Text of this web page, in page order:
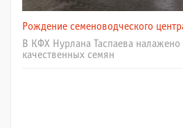
Рождение семеноводческого
В КФХ Нурлана Таспаева налажено
качественных семян